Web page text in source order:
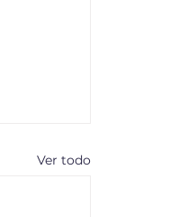
Ver todo